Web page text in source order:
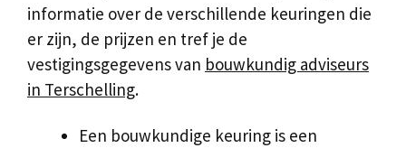
informatie over de verschillende keuringen die
er zijn, de prijzen en tref je de
vestigingsgegevens van bouwkundig adviseurs
in Terschelling.
Een bouwkundige keuring is een